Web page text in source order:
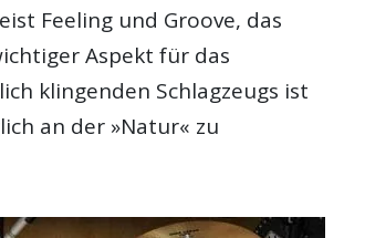
Feeling und Groove, das
Aspekt für das
klingenden Schlagzeugs ist
an der »Natur« zu